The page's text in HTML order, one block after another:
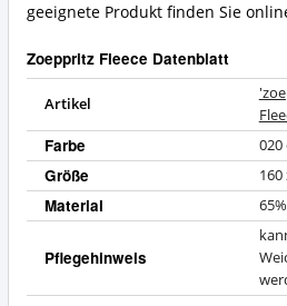
geeignete Produkt finden Sie
Zoeppritz Fleece Datenblatt
Artikel
Farbe 020
Größe 160
Material
Pflegehinweis